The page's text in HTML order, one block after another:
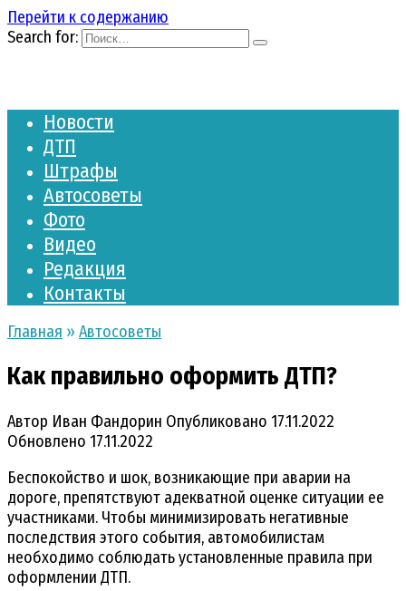
Перейти к содержанию
Search for:
Новости
ДТП
Штрафы
Автосоветы
Фото
Видео
Редакция
Контакты
Главная » Автосоветы
Как правильно оформить ДТП?
Автор Иван Фандорин Опубликовано 17.11.2022
Обновлено 17.11.2022
Беспокойство и шок, возникающие при аварии на
дороге, препятствуют адекватной оценке ситуации ее
участниками. Чтобы минимизировать негативные
последствия этого события, автомобилистам
необходимо соблюдать установленные правила при
оформлении ДТП.